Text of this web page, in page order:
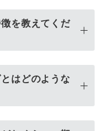
を教えてくだ
はどのような